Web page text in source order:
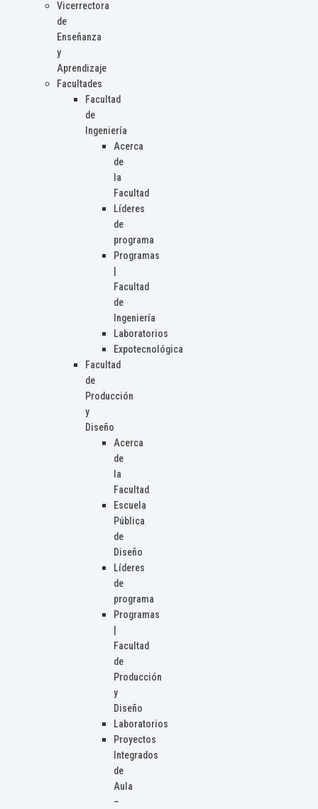
Vicerrectora
de
Enseñanza
y
Aprendizaje
Facultades
Facultad
de
Ingeniería
Acerca
de
la
Facultad
Líderes
de
programa
Programas
Facultad
de
Ingeniería
Laboratorios
Expotecnológica
Facultad
de
Producción
y
Diseño
Acerca
de
la
Facultad
Escuela
Pública
de
Diseño
Líderes
de
programa
Programas
Facultad
de
Producción
y
Diseño
Laboratorios
Proyectos
Integrados
de
Aula
–